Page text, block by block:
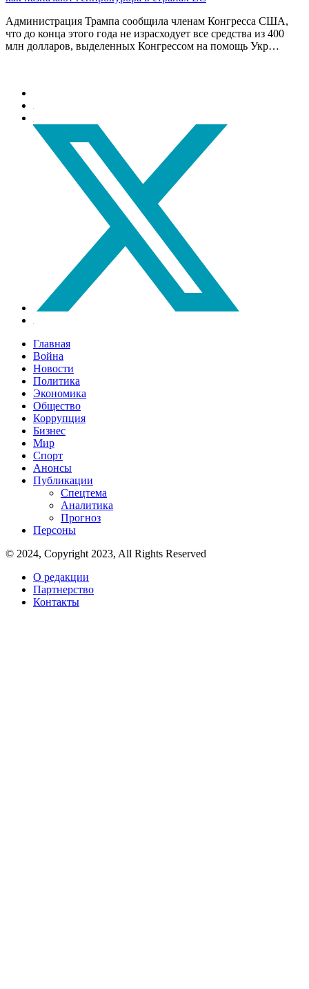
Администрация Трампа сообщила членам Конгресса США,
что до конца этого года не израсходует все средства из 400
млн долларов, выделенных Конгрессом на помощь Укр…
Главная
Война
Новости
Политика
Экономика
Общество
Коррупция
Бизнес
Мир
Спорт
Анонсы
Публикации
Спецтема
Аналитика
Прогноз
Персоны
© 2024, Copyright 2023, All Rights Reserved
О редакции
Партнерство
Контакты